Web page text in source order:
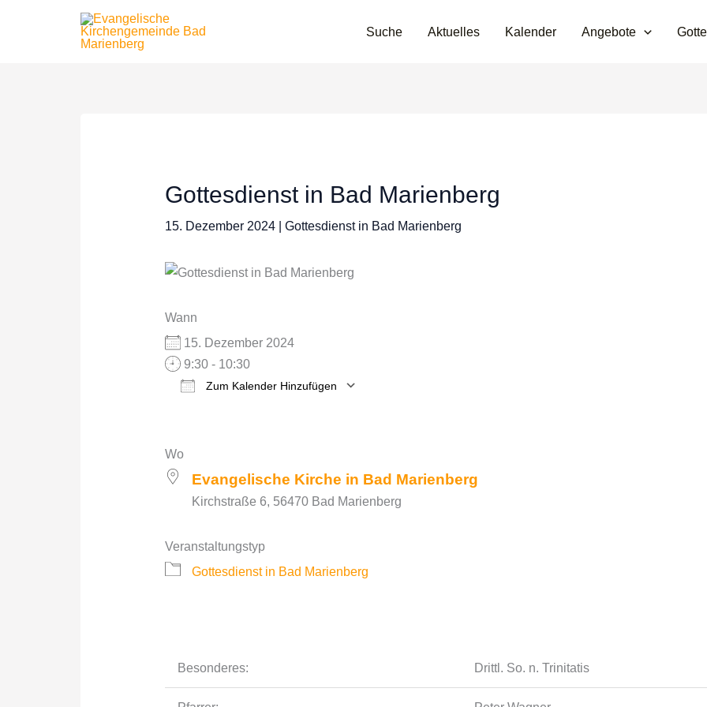
Suche Aktuelles Kalender Angebote
Gottesdienst in Bad Marienberg
15. Dezember 2024 Gottesdienst in Bad Marienberg
Wann
15. Dezember 2024
9:30 - 10:30
Zum Kalender Hinzufügen
Wo
Evangelische Kirche in Bad Marienberg
Kirchstraße 6, 56470 Bad Marienberg
Veranstaltungstyp
Gottesdienst in Bad Marienberg
Besonderes: Drittl. So. n. Trinitatis